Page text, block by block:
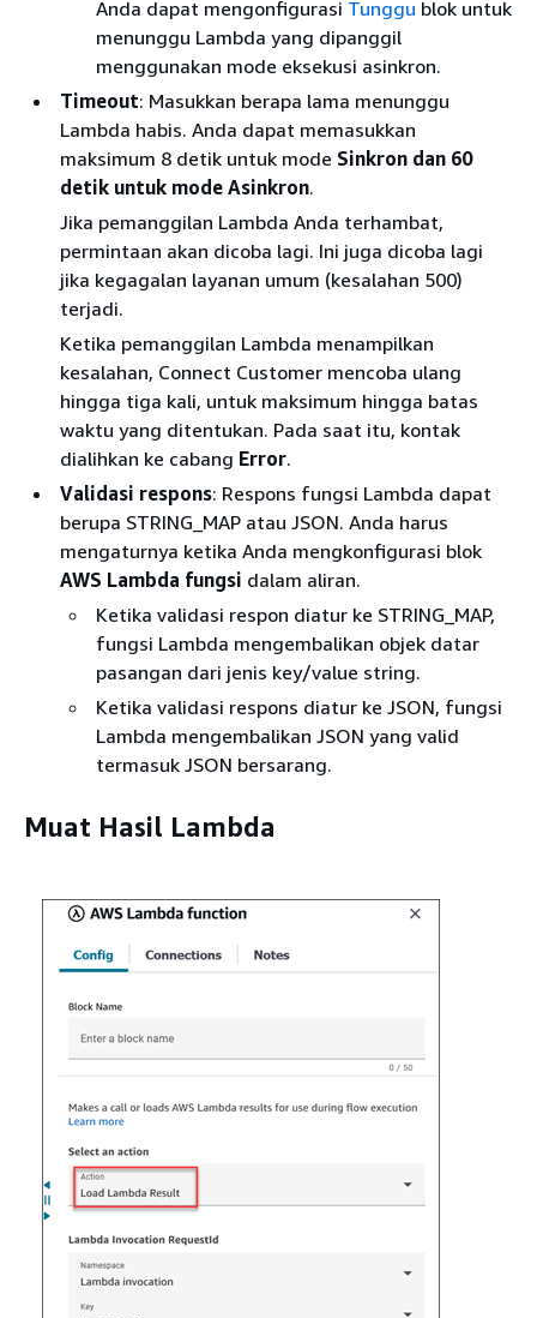
Anda dapat mengonfigurasi Tunggu blok untuk
menunggu Lambda yang dipanggil
menggunakan mode eksekusi asinkron.
Timeout: Masukkan berapa lama menunggu
Lambda habis. Anda dapat memasukkan
maksimum 8 detik untuk mode Sinkron dan 60
detik untuk mode Asinkron.
Jika pemanggilan Lambda Anda terhambat,
permintaan akan dicoba lagi. Ini juga dicoba lagi
jika kegagalan layanan umum (kesalahan 500)
terjadi.
Ketika pemanggilan Lambda menampilkan
kesalahan, Connect Customer mencoba ulang
hingga tiga kali, untuk maksimum hingga batas
waktu yang ditentukan. Pada saat itu, kontak
dialihkan ke cabang Error.
Validasi respons: Respons fungsi Lambda dapat
berupa STRING_MAP atau JSON. Anda harus
mengaturnya ketika Anda mengkonfigurasi blok
AWS Lambda fungsi dalam aliran.
Ketika validasi respon diatur ke STRING_MAP,
fungsi Lambda mengembalikan objek datar
pasangan dari jenis key/value string.
Ketika validasi respons diatur ke JSON, fungsi
Lambda mengembalikan JSON yang valid
termasuk JSON bersarang.
Muat Hasil Lambda